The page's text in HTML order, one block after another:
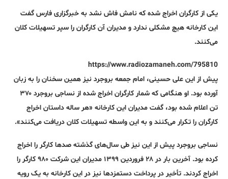
یکی از کارگران اخراج شده که نامش فاش نشد به خبرگزاری فارس گفت
این کارخانه هیچ مشکلی ندارد و مدیران آن کارگران را سپر تسهیلات کلان
می‌کنند.
https://www.radiozamaneh.com/795810
پیش از این علی حسینی، امام جمعه بروجرد نیز همین سخنان را به زبان
آورده بود. او هنگامی که شمار کارگران اخراج شده از نساجی بروجرد ۳۷۰
تن اعلام شده بود، گفت مدیران این کارخانه «هر ساله داستان اخراج
کارگران را تکرار می‌کنند و به این واسطه تسهیلات کلان دریافت می‌کنند».
نساجی بروجرد پیش از این نیز طی سال‌های گذشته صدها کارگر را اخراج
کرده بود. آخرین بار در ۲۸ فروردین ۱۳۹۹ مدیران این شرکت ۹۸۰ کارگر را
اخراج کردند. تأخیر در پرداخت دستمزدها نیز در این کارخانه به یک رویه